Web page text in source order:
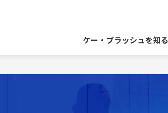
ケー・ブラッシュを知る